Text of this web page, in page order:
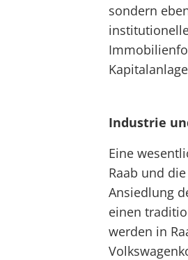
sondern
Industrie
Eine
Raab und
Ansiedlung
einen
werden in